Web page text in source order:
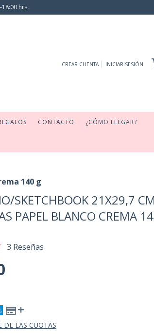
18:00 hrs
CREAR CUENTA INICIAR SESIÓN
CONTACTO ¿CÓMO LLEGAR?
140 g
SKETCHBOOK 21X29,7 CM
PAPEL BLANCO CREMA
3 Reseñas
DE LAS CUOTAS